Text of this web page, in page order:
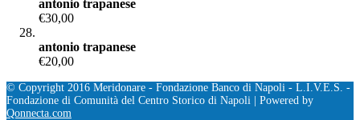
antonio trapanese
€30,00
antonio trapanese
€20,00
© Copyright 2016 Meridonare - Fondazione Banco di Napoli - L.I.V.E.S. -
Fondazione di Comunità del Centro Storico di Napoli | Powered by
Qonnecta.com